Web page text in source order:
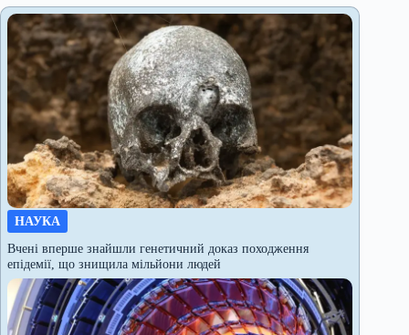
НАУКА
Вчені вперше знайшли генетичний доказ походження
епідемії, що знищила мільйони людей